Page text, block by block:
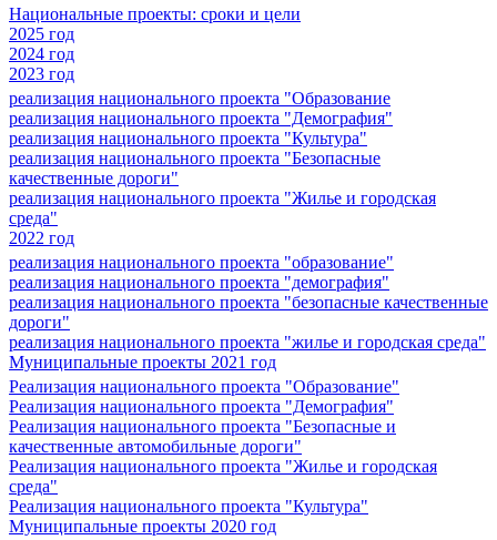
Национальные проекты: сроки и цели
2025 год
2024 год
2023 год
реализация национального проекта "Образование
реализация национального проекта "Демография"
реализация национального проекта "Культура"
реализация национального проекта "Безопасные
качественные дороги"
реализация национального проекта "Жилье и городская
среда"
2022 год
реализация национального проекта "образование"
реализация национального проекта "демография"
реализация национального проекта "безопасные качественные
дороги"
реализация национального проекта "жилье и городская среда"
Муниципальные проекты 2021 год
Реализация национального проекта "Образование"
Реализация национального проекта "Демография"
Реализация национального проекта "Безопасные и
качественные автомобильные дороги"
Реализация национального проекта "Жилье и городская
среда"
Реализация национального проекта "Культура"
Муниципальные проекты 2020 год